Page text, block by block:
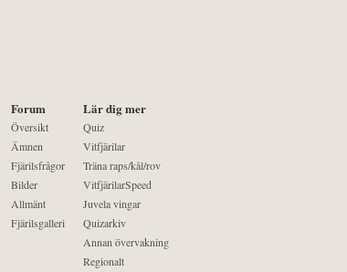
Forum
Översikt
Ämnen
Fjärilsfrågor
Bilder
Allmänt
Fjärilsgalleri
Lär dig mer
Quiz
Vitfjärilar
Träna raps/kål/rov
VitfjärilarSpeed
Juvela vingar
Quizarkiv
Annan övervakning
Regionalt